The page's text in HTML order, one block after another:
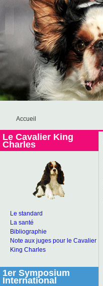
Accueil
Le Cavalier King
Charles
Le standard
La santé
Bibliographie
Note aux juges pour le Cavalier
King Charles
1er Symposium
International